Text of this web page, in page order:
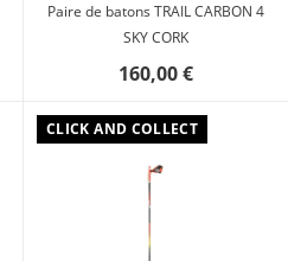
Paire de batons TRAIL CARBON 4
SKY CORK
160,00 €
CLICK AND COLLECT